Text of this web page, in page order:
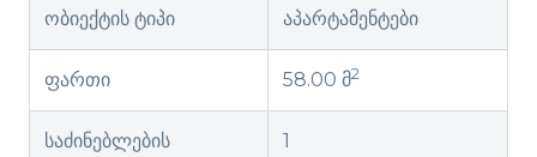
ობიექტის ტიპი აპარტამენტები
ფართი 58.00 მ2
საძინებლების
1